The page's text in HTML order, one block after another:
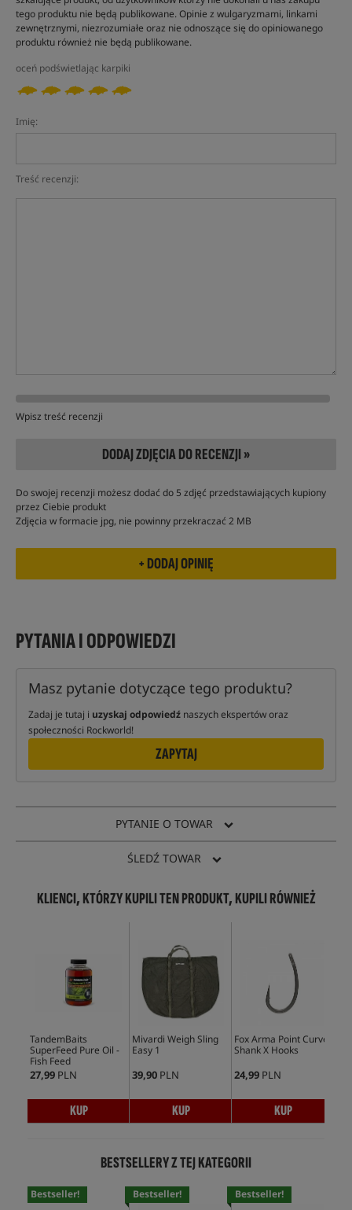
tego produktu nie będą publikowane. Opinie z wulgaryzmami, linkami
zewnętrznymi, niezrozumiałe oraz nie odnoszące się do opiniowanego
produktu również nie będą publikowane.
oceń podświetlając karpiki
Imię:
Treść recenzji:
Wpisz treść recenzji
DODAJ ZDJĘCIA DO RECENZJI »
Do swojej recenzji możesz dodać do 5 zdjęć przedstawiających kupiony
przez Ciebie produkt
Zdjęcia w formacie jpg, nie powinny przekraczać 2 MB
PYTANIA I ODPOWIEDZI
Masz pytanie dotyczące tego produktu?
Zadaj je tutaj i uzyskaj odpowiedź naszych ekspertów oraz
społeczności Rockworld!
ZAPYTAJ
PYTANIE O TOWAR
ŚLEDŹ TOWAR
KLIENCI, KTÓRZY KUPILI TEN PRODUKT, KUPILI RÓWNIEŻ
TandemBaits
SuperFeed Pure Oil -
Fish Feed
27,99 PLN
KUP
Mivardi Weigh Sling
Easy 1
39,90 PLN
KUP
Fox Arma Point Curve
Shank X Hooks
24,99 PLN
KUP
BESTSELLERY Z TEJ KATEGORII
Bestseller! Bestseller! Bestseller!